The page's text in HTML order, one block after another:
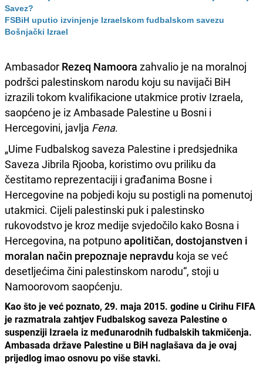
Savez?
FSBiH uputio izvinjenje Izraelskom fudbalskom savezu
Bošnjački Izrael
Ambasador Rezeq Namoora zahvalio je na moralnoj
podršci palestinskom narodu koju su navijači BiH
izrazili tokom kvalifikacione utakmice protiv Izraela,
saopćeno je iz Ambasade Palestine u Bosni i
Hercegovini, javlja Fena.
„Uime Fudbalskog saveza Palestine i predsjednika
Saveza Jibrila Rjooba, koristimo ovu priliku da
čestitamo reprezentaciji i građanima Bosne i
Hercegovine na pobjedi koju su postigli na pomenutoj
utakmici. Cijeli palestinski puk i palestinsko
rukovodstvo je kroz medije svjedočilo kako Bosna i
Hercegovina, na potpunoapolitičan, dostojanstven i
moralan način prepoznaje nepravdu koja se već
desetljećima čini palestinskom narodu“, stoji u
Namoorovom saopćenju.
Kao što je već poznato, 29. maja 2015. godine u Cirihu FIFA
je razmatrala zahtjev Fudbalskog saveza Palestine o
suspenziji Izraela iz međunarodnih fudbalskih takmičenja.
Ambasada države Palestine u BiH naglašava da je ovaj
prijedlog imao osnovu po više stavki.